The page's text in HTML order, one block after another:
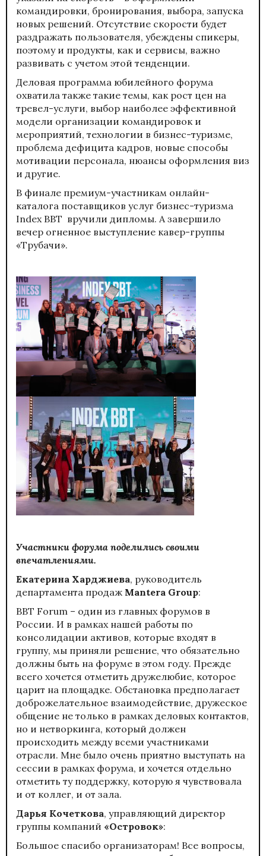
командировки, бронирования, выбора, запуска
новых решений. Отсутствие скорости будет
раздражать пользователя, убеждены спикеры,
поэтому и продукты, как и сервисы, важно
развивать с учетом этой тенденции.
Деловая программа юбилейного форума
охватила также такие темы, как рост цен на
тревел-услуги, выбор наиболее эффективной
модели организации командировок и
мероприятий, технологии в бизнес-туризме,
проблема дефицита кадров, новые способы
мотивации персонала, нюансы оформления виз
и другие.
В финале премиум-участникам онлайн-
каталога поставщиков услуг бизнес-туризма
Index BBT вручили дипломы. А завершило
вечер огненное выступление кавер-группы
«Трубачи».
Участники форума поделились своими
впечатлениями.
Екатерина Харджиева, руководитель
департамента продаж Mantera Group:
BBT Forum – один из главных форумов в
России. И в рамках нашей работы по
консолидации активов, которые входят в
группу, мы приняли решение, что обязательно
должны быть на форуме в этом году. Прежде
всего хочется отметить дружелюбие, которое
царит на площадке. Обстановка предполагает
доброжелательное взаимодействие, дружеское
общение не только в рамках деловых контактов,
но и нетворкинга, который должен
происходить между всеми участниками
отрасли. Мне было очень приятно выступать на
сессии в рамках форума, и хочется отдельно
отметить ту поддержку, которую я чувствовала
и от коллег, и от зала.
Дарья Кочеткова, управляющий директор
группы компаний «Островок»:
Большое спасибо организаторам! Все вопросы,